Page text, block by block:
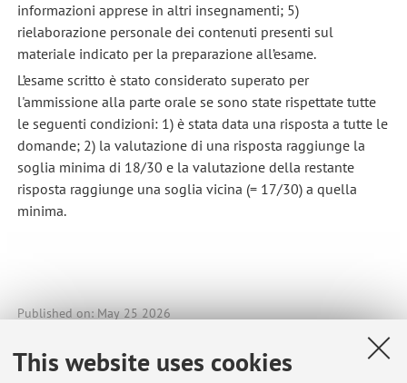
This website uses cookies
informazioni apprese in altri insegnamenti; 5)
rielaborazione personale dei contenuti presenti sul
materiale indicato per la preparazione all’esame.
L’esame scritto è stato considerato superato per
l'ammissione alla parte orale se sono state rispettate tutte
le seguenti condizioni: 1) è stata data una risposta a tutte le
domande; 2) la valutazione di una risposta raggiunge la
soglia minima di 18/30 e la valutazione della restante
risposta raggiunge una soglia vicina (= 17/30) a quella
minima.
Published on: May 25 2026